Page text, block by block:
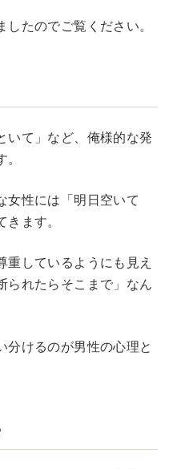
たのでご覧ください。
いて」など、俺様的な発
女性には「明日空いて
ます。
しているようにも見え
られたらそこまで」なん
分けるのが男性の心理と